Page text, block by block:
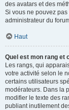
des avatars et des
Si vous ne pouvez
administrateur du
Haut
Quel est mon rang et
Les rangs, qui
votre activité selon le
certains utilisateurs
modérateurs. Dans la
modifier le texte des
publiant inutilement